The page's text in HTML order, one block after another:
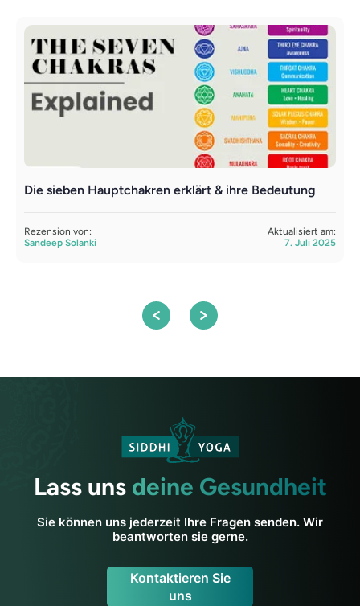
Die sieben Hauptchakren erklärt & ihre Bedeutung
Rezension von:
Sandeep Solanki
Aktualisiert am:
7. Juli 2025
Lass uns deine Gesundheit
Sie können uns jederzeit Ihre Fragen senden. Wir
beantworten sie gerne.
Kontaktieren Sie
uns